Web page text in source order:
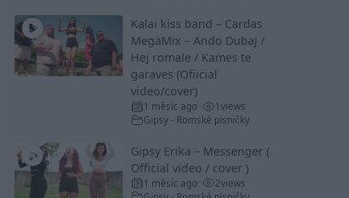
Kalai kiss band – Cardas
MegaMix – Ando Dubaj /
Hej romale / Kames te
garaves (Ofiicial
video/cover)
1 měsíc ago 1views
Gipsy - Romské písničky
Gipsy Erika – Messenger (
Official video / cover )
1 měsíc ago 2views